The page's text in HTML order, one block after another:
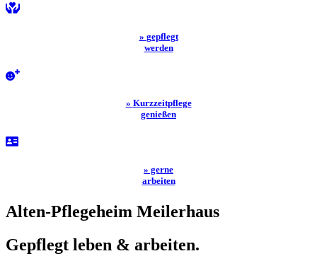
» gepflegt
werden
» Kurzzeitpflege
genießen
» gerne
arbeiten
Alten-Pflegeheim Meilerhaus
Gepflegt leben & arbeiten.